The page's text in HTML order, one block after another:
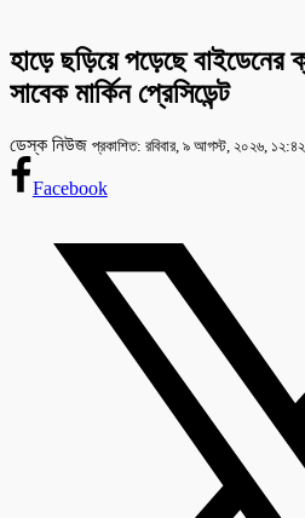
হাড়ে ছড়িয়ে পড়েছে বাইডেনের
সাবেক মার্কিন প্রেসিডেন্ট
ডেস্ক নিউজ প্রকাশিত: রবিবার, ৯ আগস্ট, ২০২৬, ১২:৪২
Facebook